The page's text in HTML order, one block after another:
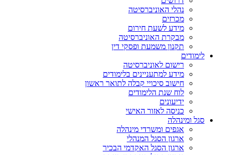
נהלי האוניברסיטה
מכרזים
מידע לשעת חירום
מבקרת האוניברסיטה
תקנון משמעת ופסקי דין
לימודים
רישום לאוניברסיטה
מידע למתעניינים בלימודים
חישוב סיכויי קבלה לתואר ראשון
לוח שנת הלימודים
ידיעונים
כניסה לאזור האישי
סגל ומינהלה
אגפים ומשרדי מינהלה
ארגון הסגל המנהלי
ארגון הסגל האקדמי הבכיר